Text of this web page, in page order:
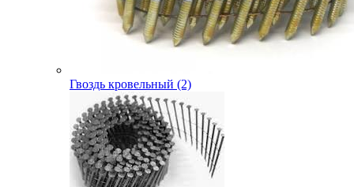
Гвоздь кровельный (2)